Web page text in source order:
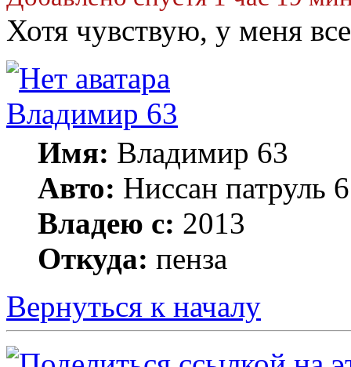
Хотя чувствую, у меня
Владимир 63
Имя: Владимир 63
Авто: Ниссан патруль
Владею с: 2013
Откуда: пенза
Вернуться к началу